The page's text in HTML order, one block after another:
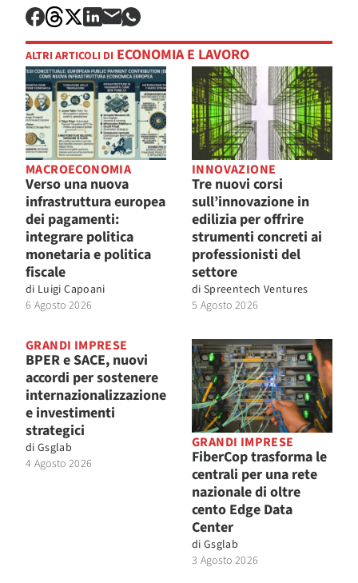
ALTRI ARTICOLI DI ECONOMIA E LAVORO
MACROECONOMIA
Verso una nuova
infrastruttura europea
dei pagamenti:
integrare politica
monetaria e politica
fiscale
di Luigi Capoani
6 Agosto 2026
INNOVAZIONE
Tre nuovi corsi
sull’innovazione in
edilizia per offrire
strumenti concreti ai
professionisti del
settore
di Spreentech Ventures
5 Agosto 2026
GRANDI IMPRESE
BPER e SACE, nuovi
accordi per sostenere
internazionalizzazione
e investimenti
strategici
di Gsglab
4 Agosto 2026
GRANDI IMPRESE
FiberCop trasforma le
centrali per una rete
nazionale di oltre
cento Edge Data
Center
di Gsglab
3 Agosto 2026